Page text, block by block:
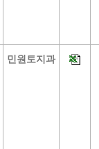
민원토지과